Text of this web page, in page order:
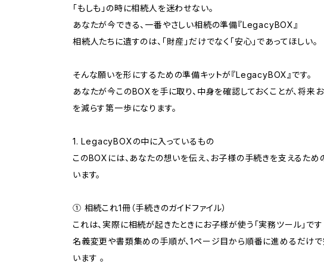
「もしも」の時に相続人を迷わせない。
あなたが今できる、一番やさしい相続の準備『LegacyBOX』
相続人たちに遺すのは、「財産」だけでなく「安心」であってほしい。
そんな願いを形にするための準備キットが『LegacyBOX』です。
あなたが今このBOXを手に取り、中身を確認しておくことが、将来
を減らす第一歩になります。
1. LegacyBOXの中に入っているもの
このBOXには、あなたの想いを伝え、お子様の手続きを支えるた
います。
① 相続これ1冊（手続きのガイドファイル）
これは、実際に相続が起きたときにお子様が使う「実務ツール」です
名義変更や書類集めの手順が、1ページ目から順番に進めるだけ
います 。